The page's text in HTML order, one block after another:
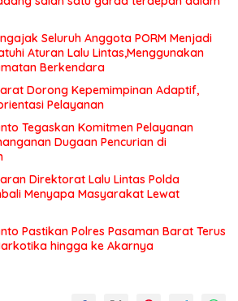
Seluruh Anggota PORM Menjadi
Aturan Lalu Lintas,Menggunakan
Berkendara
Dorong Kepemimpinan Adaptif,
Pelayanan
Tegaskan Komitmen Pelayanan
Dugaan Pencurian di
Direktorat Lalu Lintas Polda
Menyapa Masyarakat Lewat
Pastikan Polres Pasaman Barat Terus
hingga ke Akarnya